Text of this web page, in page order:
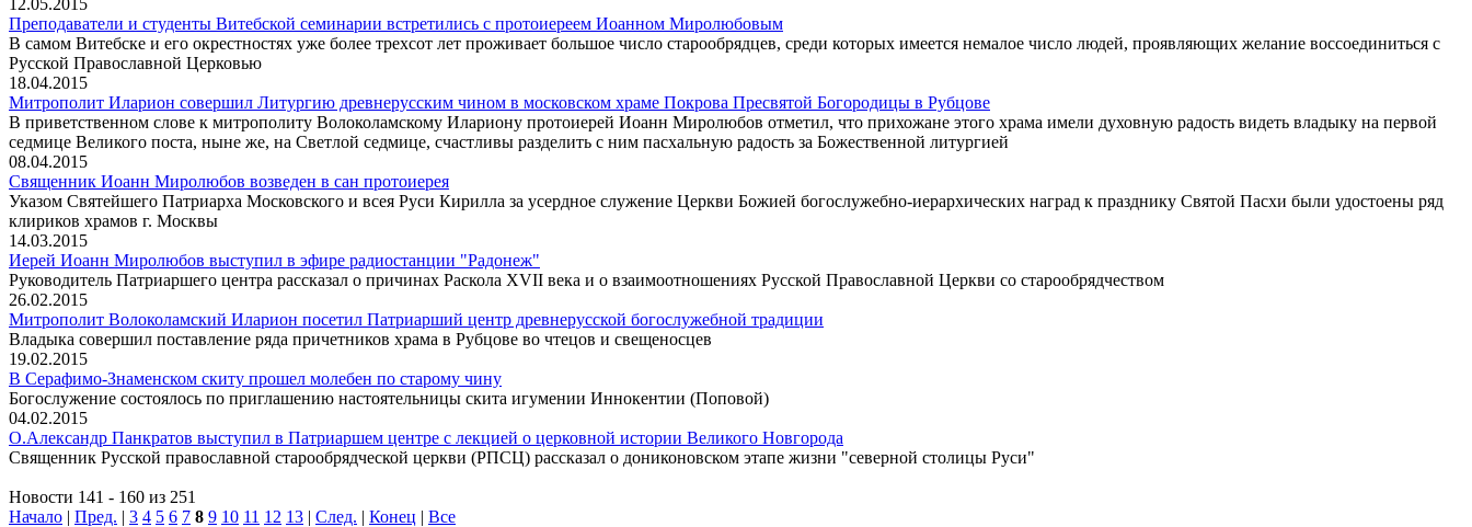
12.05.2015
Преподаватели и студенты Витебской семинарии встретились с протоиереем Иоанном Миролюбовым
В самом Витебске и его окрестностях уже более трехсот лет проживает большое число старообрядцев, среди которых имеется немалое число людей, проявляющих желание воссоединиться с
Русской Православной Церковью
18.04.2015
Митрополит Иларион совершил Литургию древнерусским чином в московском храме Покрова Пресвятой Богородицы в Рубцове
В приветственном слове к митрополиту Волоколамскому Илариону протоиерей Иоанн Миролюбов отметил, что прихожане этого храма имели духовную радость видеть владыку на первой
седмице Великого поста, ныне же, на Светлой седмице, счастливы разделить с ним пасхальную радость за Божественной литургией
08.04.2015
Священник Иоанн Миролюбов возведен в сан протоиерея
Указом Святейшего Патриарха Московского и всея Руси Кирилла за усердное служение Церкви Божией богослужебно-иерархических наград к празднику Святой Пасхи были удостоены ряд
клириков храмов г. Москвы
14.03.2015
Иерей Иоанн Миролюбов выступил в эфире радиостанции "Радонеж"
Pуководитель Патриаршего центра рассказал о причинах Раскола XVII века и о взаимоотношениях Русской Православной Церкви со старообрядчеством
26.02.2015
Митрополит Волоколамский Иларион посетил Патриарший центр древнерусской богослужебной традиции
Владыка совершил поставление ряда причетников храма в Рубцове во чтецов и свещеносцев
19.02.2015
В Серафимо-Знаменском скиту прошел молебен по старому чину
Богослужение состоялось по приглашению настоятельницы скита игумении Иннокентии (Поповой)
04.02.2015
О.Александр Панкратов выступил в Патриаршем центре с лекцией о церковной истории Великого Новгорода
Священник Русской православной старообрядческой церкви (РПСЦ) рассказал о дониконовском этапе жизни "северной столицы Руси"
Новости 141 - 160 из 251
Начало | Пред. | 3 4 5 6 7 8 9 10 11 12 13 | След. | Конец | Все